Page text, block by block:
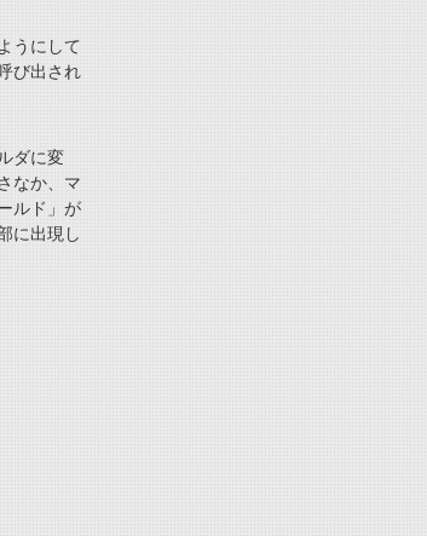
うにして
び出され
ダに変
なか、マ
ルド」が
に出現し